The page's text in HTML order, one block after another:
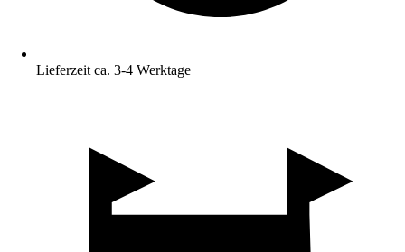
Lieferzeit ca. 3-4 Werktage